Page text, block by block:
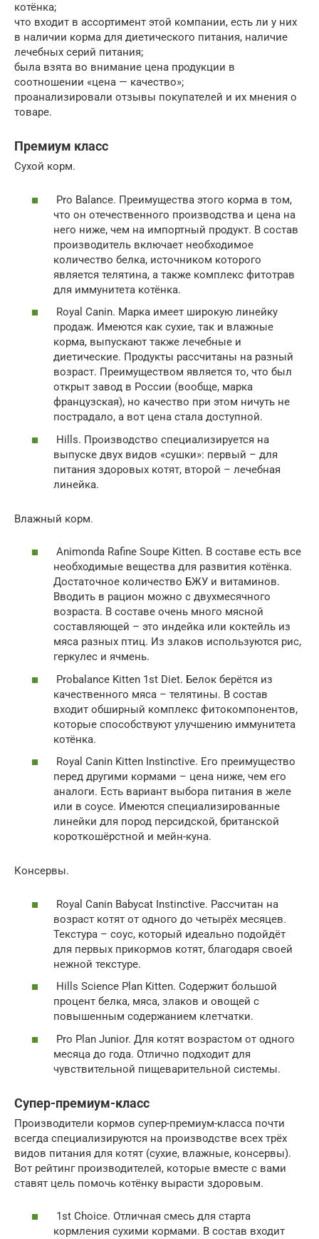
котёнка;
что входит в ассортимент этой компании, есть ли у них
в наличии корма для диетического питания, наличие
лечебных серий питания;
была взята во внимание цена продукции в
соотношении «цена — качество»;
проанализировали отзывы покупателей и их мнения о
товаре.
Премиум класс
Сухой корм.
Pro Balance. Преимущества этого корма в том,
что он отечественного производства и цена на
него ниже, чем на импортный продукт. В состав
производитель включает необходимое
количество белка, источником которого
является телятина, а также комплекс фитотрав
для иммунитета котёнка.
Royal Canin. Марка имеет широкую линейку
продаж. Имеются как сухие, так и влажные
корма, выпускают также лечебные и
диетические. Продукты рассчитаны на разный
возраст. Преимуществом является то, что был
открыт завод в России (вообще, марка
французская), но качество при этом ничуть не
пострадало, а вот цена стала доступной.
Hills. Производство специализируется на
выпуске двух видов «сушки»: первый – для
питания здоровых котят, второй – лечебная
линейка.
Влажный корм.
Animonda Rafine Soupe Kitten. В составе есть все
необходимые вещества для развития котёнка.
Достаточное количество БЖУ и витаминов.
Вводить в рацион можно с двухмесячного
возраста. В составе очень много мясной
составляющей – это индейка или коктейль из
мяса разных птиц. Из злаков используются рис,
геркулес и ячмень.
Probalance Kitten 1st Diet. Белок берётся из
качественного мяса – телятины. В состав
входит обширный комплекс фитокомпонентов,
которые способствуют улучшению иммунитета
котёнка.
Royal Canin Kitten Instinctive. Его преимущество
перед другими кормами – цена ниже, чем его
аналоги. Есть вариант выбора питания в желе
или в соусе. Имеются специализированные
линейки для пород персидской, британской
короткошёрстной и мейн-куна.
Консервы.
Royal Canin Babycat Instinctive. Рассчитан на
возраст котят от одного до четырёх месяцев.
Текстура – соус, который идеально подойдёт
для первых прикормов котят, благодаря своей
нежной текстуре.
Hills Science Plan Kitten. Содержит большой
процент белка, мяса, злаков и овощей с
повышенным содержанием клетчатки.
Pro Plan Junior. Для котят возрастом от одного
месяца до года. Отлично подходит для
чувствительной пищеварительной системы.
Супер-премиум-класс
Производители кормов супер-премиум-класса почти
всегда специализируются на производстве всех трёх
видов питания для котят (сухие, влажные, консервы).
Вот рейтинг производителей, которые вместе с вами
ставят цель помочь котёнку вырасти здоровым.
1st Choice. Отличная смесь для старта
кормления сухими кормами. В состав входит